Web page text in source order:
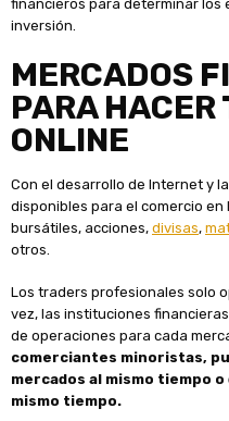
financieros para determinar los
inversión.
MERCADOS
PARA HACER
ONLINE
Con el desarrollo de Internet y
disponibles para el comercio en
bursátiles, acciones, divisas,
otros.
Los traders profesionales solo
vez, las instituciones
de operaciones para cada
comerciantes minoristas,
mercados al mismo tiempo
mismo tiempo.